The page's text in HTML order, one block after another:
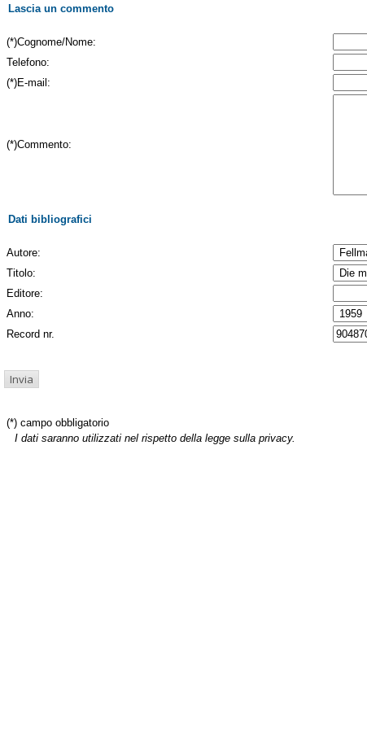
Lascia un commento
(*)Cognome/Nome:
Telefono:
(*)E-mail:
(*)Commento:
Dati bibliografici
Autore:
Titolo:
Editore:
Anno:
Record nr.
(*) campo obbligatorio
I dati saranno utilizzati nel rispetto della legge sulla privacy.